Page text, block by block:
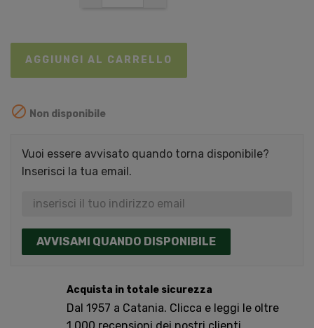
AGGIUNGI AL CARRELLO
 Non disponibile
Vuoi essere avvisato quando torna disponibile?
Inserisci la tua email.
AVVISAMI QUANDO DISPONIBILE
Acquista in totale sicurezza
Dal 1957 a Catania. Clicca e leggi le oltre